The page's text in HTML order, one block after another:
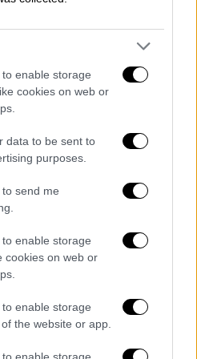
enable storage
cookies on web or
data to be sent to
purposes.
send me
enable storage
cookies on web or
enable storage
the website or app.
enable storage
δεν έχει υπάρξει
Μόσχα
Τετάρτης, δεν
από τον
η
ουκρανική
σασπένς
παρουσία του
αυριανή συνάντηση
πρόεδρος τωνΗΠΑ
να μεταβεί
συμβεί κάτι
διαπραγματεύσεων